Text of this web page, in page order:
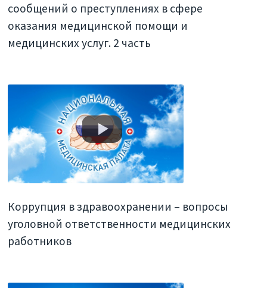
сообщений о преступлениях в сфере
оказания медицинской помощи и
медицинских услуг. 2 часть
Коррупция в здравоохранении – вопросы
уголовной ответственности медицинских
работников